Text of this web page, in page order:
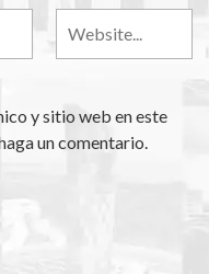
y sitio web en este
un comentario.